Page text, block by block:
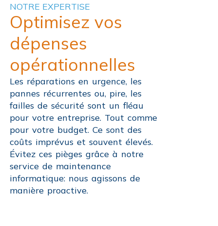
NOTRE EXPERTISE
Optimisez vos
dépenses
opérationnelles
Les réparations en urgence, les
pannes récurrentes ou, pire, les
failles de sécurité sont un fléau
pour votre entreprise. Tout comme
pour votre budget. Ce sont des
coûts imprévus et souvent élevés.
Évitez ces pièges grâce à notre
service de maintenance
informatique: nous agissons de
manière proactive.